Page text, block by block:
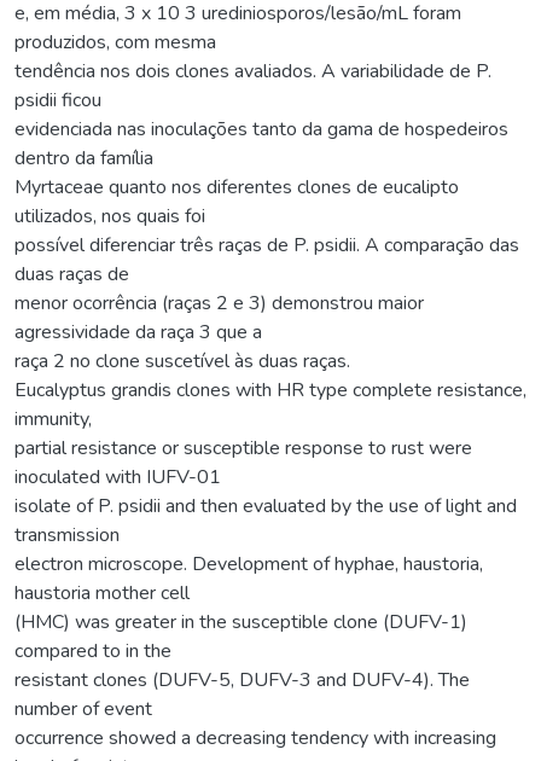
e, em média, 3 x 10 3 urediniosporos/lesão/mL foram
produzidos, com mesma
tendência nos dois clones avaliados. A variabilidade de P.
psidii ficou
evidenciada nas inoculações tanto da gama de hospedeiros
dentro da família
Myrtaceae quanto nos diferentes clones de eucalipto
utilizados, nos quais foi
possível diferenciar três raças de P. psidii. A comparação das
duas raças de
menor ocorrência (raças 2 e 3) demonstrou maior
agressividade da raça 3 que a
raça 2 no clone suscetível às duas raças.
Eucalyptus grandis clones with HR type complete resistance,
immunity,
partial resistance or susceptible response to rust were
inoculated with IUFV-01
isolate of P. psidii and then evaluated by the use of light and
transmission
electron microscope. Development of hyphae, haustoria,
haustoria mother cell
(HMC) was greater in the susceptible clone (DUFV-1)
compared to in the
resistant clones (DUFV-5, DUFV-3 and DUFV-4). The
number of event
occurrence showed a decreasing tendency with increasing